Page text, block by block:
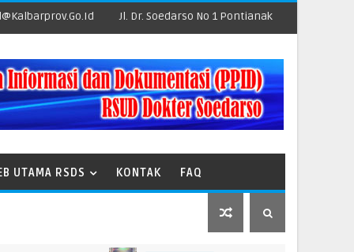
Jl. Dr. Soedarso No 1 Pontianak
UTAMA RSDS KONTAK FAQ